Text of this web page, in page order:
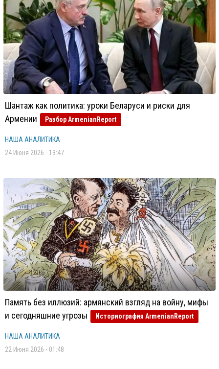
Шантаж как политика: уроки Беларуси и риски для
Армении
Разбор ArmenianReport
НАША АНАЛИТИКА
24 Июня 2026 - 13:47
Память без иллюзий: армянский взгляд на войну, мифы
и сегодняшние угрозы
Историография ArmenianReport
НАША АНАЛИТИКА
22 Июня 2026 - 01:48